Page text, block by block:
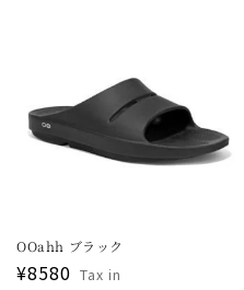
OOahh ブラック
通
¥8580 Tax in